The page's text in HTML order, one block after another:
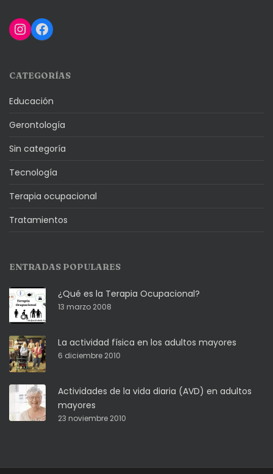
Instagram
Facebook
CATEGORÍAS
Educación
Gerontología
Sin categoría
Tecnología
Terapia ocupacional
Tratamientos
ENTRADAS POPULARES
¿Qué es la Terapia Ocupacional?
13 marzo 2008
La actividad física en los adultos mayores
6 diciembre 2010
Actividades de la vida diaria (AVD) en adultos
mayores
23 noviembre 2010